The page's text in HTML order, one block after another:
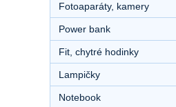
Fotoaparáty, kamery
Power bank
Fit, chytré hodinky
Lampičky
Notebook